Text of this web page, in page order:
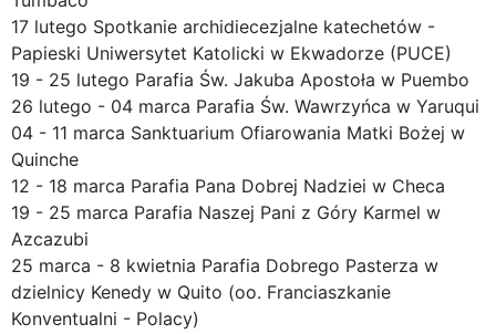
17 lutego Spotkanie archidiecezjalne katechetów -
Papieski Uniwersytet Katolicki w Ekwadorze (PUCE)
19 - 25 lutego Parafia Św. Jakuba Apostoła w Puembo
26 lutego - 04 marca Parafia Św. Wawrzyńca w Yaruqui
04 - 11 marca Sanktuarium Ofiarowania Matki Bożej w
Quinche
12 - 18 marca Parafia Pana Dobrej Nadziei w Checa
19 - 25 marca Parafia Naszej Pani z Góry Karmel w
Azcazubi
25 marca - 8 kwietnia Parafia Dobrego Pasterza w
dzielnicy Kenedy w Quito (oo. Franciaszkanie
Konventualni - Polacy)